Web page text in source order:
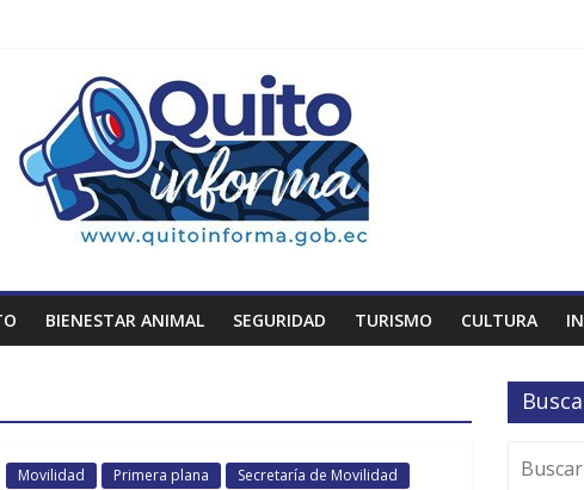
BIENESTAR ANIMAL SEGURIDAD TURISMO CULTURA
Movilidad Primera plana Secretaría de Movilidad